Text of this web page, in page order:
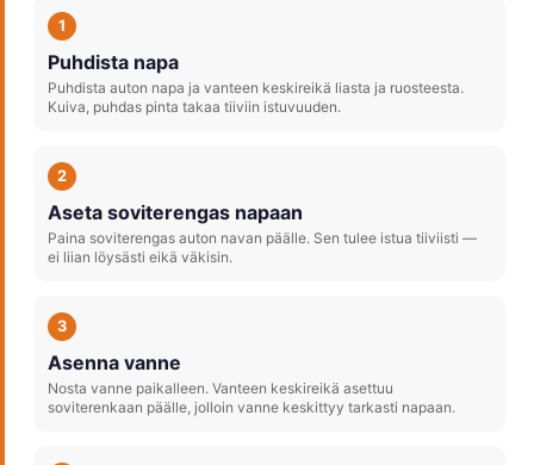
1
Puhdista napa
Puhdista auton napa ja vanteen keskireikä liasta ja ruosteesta.
Kuiva, puhdas pinta takaa tiiviin istuvuuden.
2
Aseta soviterengas napaan
Paina soviterengas auton navan päälle. Sen tulee istua tiiviisti —
ei liian löysästi eikä väkisin.
3
Asenna vanne
Nosta vanne paikalleen. Vanteen keskireikä asettuu
soviterenkaan päälle, jolloin vanne keskittyy tarkasti napaan.